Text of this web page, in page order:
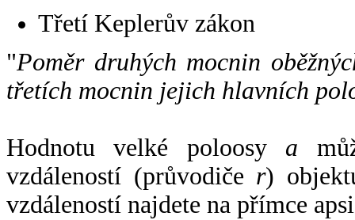
Třetí Keplerův zákon
"Poměr druhých mocnin
třetích mocnin jejich hlavních
Hodnotu velké poloosy a
vzdáleností (průvodiče r)
vzdáleností najdete na přímce